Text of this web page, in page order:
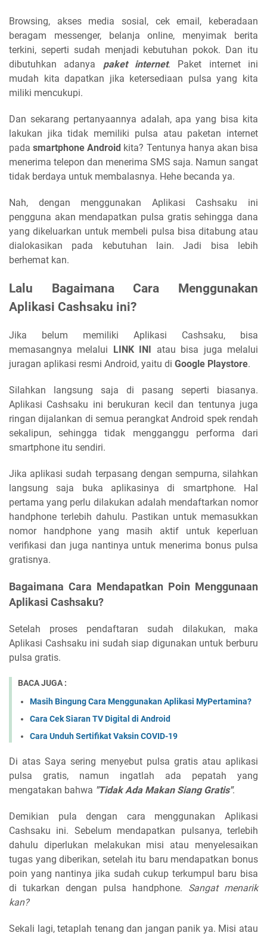
Browsing, akses media sosial, cek email, keberadaan
beragam messenger, belanja online, menyimak berita
terkini, seperti sudah menjadi kebutuhan pokok. Dan itu
dibutuhkan adanya paket internet. Paket internet ini
mudah kita dapatkan jika ketersediaan pulsa yang kita
miliki mencukupi.
Dan sekarang pertanyaannya adalah, apa yang bisa kita
lakukan jika tidak memiliki pulsa atau paketan internet
padasmartphone Android kita? Tentunya hanya akan bisa
menerima telepon dan menerima SMS saja. Namun sangat
tidak berdaya untuk membalasnya. Hehe becanda ya.
Nah, dengan menggunakan Aplikasi Cashsaku ini
pengguna akan mendapatkan pulsa gratis sehingga dana
yang dikeluarkan untuk membeli pulsa bisa ditabung atau
dialokasikan pada kebutuhan lain. Jadi bisa lebih
berhemat kan.
Lalu Bagaimana Cara Menggunakan
Aplikasi Cashsaku ini?
Jika belum memiliki Aplikasi Cashsaku, bisa
memasangnya melalui LINK INI atau bisa juga melalui
juragan aplikasi resmi Android, yaitu di Google Playstore.
Silahkan langsung saja di pasang seperti biasanya.
Aplikasi Cashsaku ini berukuran kecil dan tentunya juga
ringan dijalankan di semua perangkat Android spek rendah
sekalipun, sehingga tidak mengganggu performa dari
smartphone itu sendiri.
Jika aplikasi sudah terpasang dengan sempurna, silahkan
langsung saja buka aplikasinya di smartphone. Hal
pertama yang perlu dilakukan adalah mendaftarkan nomor
handphone terlebih dahulu. Pastikan untuk memasukkan
nomor handphone yang masih aktif untuk keperluan
verifikasi dan juga nantinya untuk menerima bonus pulsa
gratisnya.
Bagaimana Cara Mendapatkan Poin Menggunaan
Aplikasi Cashsaku?
Setelah proses pendaftaran sudah dilakukan, maka
Aplikasi Cashsaku ini sudah siap digunakan untuk berburu
pulsa gratis.
BACA JUGA :
Masih Bingung Cara Menggunakan Aplikasi MyPertamina?
Cara Cek Siaran TV Digital di Android
Cara Unduh Sertifikat Vaksin COVID-19
Di atas Saya sering menyebut pulsa gratis atau aplikasi
pulsa gratis, namun ingatlah ada pepatah yang
mengatakan bahwa "Tidak Ada Makan Siang Gratis".
Demikian pula dengan cara menggunakan Aplikasi
Cashsaku ini. Sebelum mendapatkan pulsanya, terlebih
dahulu diperlukan melakukan misi atau menyelesaikan
tugas yang diberikan, setelah itu baru mendapatkan bonus
poin yang nantinya jika sudah cukup terkumpul baru bisa
di tukarkan dengan pulsa handphone. Sangat menarik
kan?
Sekali lagi, tetaplah tenang dan jangan panik ya. Misi atau